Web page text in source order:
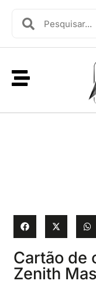
Cartão de
Zenith